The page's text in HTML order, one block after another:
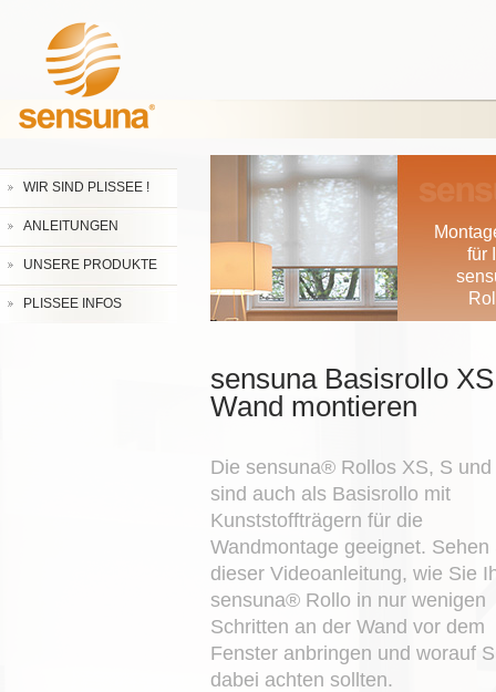
WIR SIND PLISSEE !
ANLEITUNGEN
UNSERE PRODUKTE
PLISSEE INFOS
für
sensuna Basisrollo
Wand montieren
Die sensuna® Rollos XS, S und
sind auch als Basisrollo mit
Kunststoffträgern für die
Wandmontage geeignet. Sehen
dieser Videoanleitung, wie Sie
sensuna® Rollo in nur wenigen
Schritten an der Wand vor dem
Fenster anbringen und worauf
dabei achten sollten.